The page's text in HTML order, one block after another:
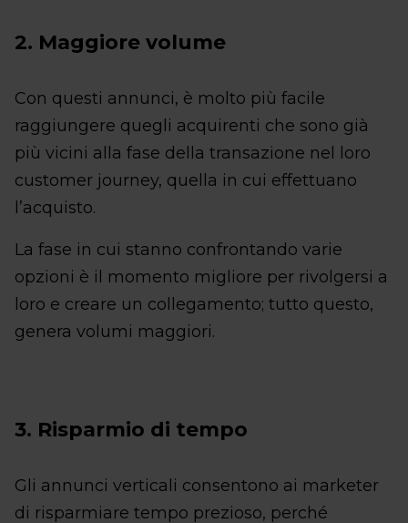
2. Maggiore volume
Con questi annunci, è molto più facile
raggiungere quegli acquirenti che sono già
più vicini alla fase della transazione nel loro
customer journey, quella in cui effettuano
l’acquisto.
La fase in cui stanno confrontando varie
opzioni è il momento migliore per rivolgersi a
loro e creare un collegamento; tutto questo,
genera volumi maggiori.
3. Risparmio di tempo
Gli annunci verticali consentono ai marketer
di risparmiare tempo prezioso, perché